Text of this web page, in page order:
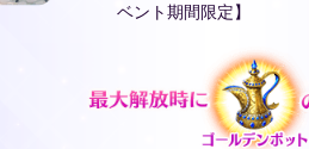
ベント期間限定】